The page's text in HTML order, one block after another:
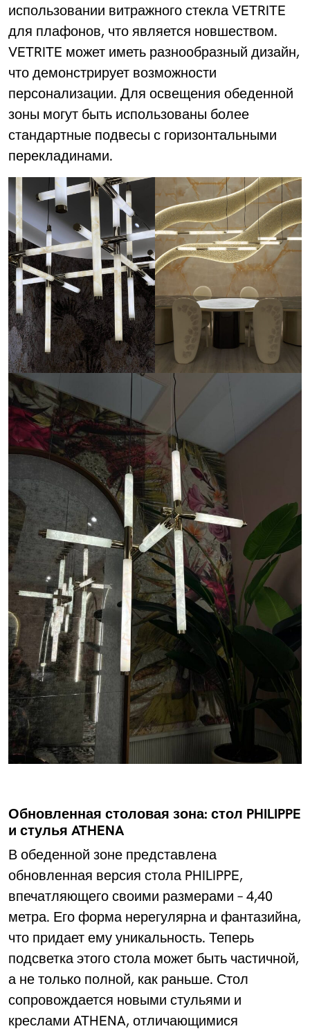
использовании витражного стекла VETRITE
для плафонов, что является новшеством.
VETRITE может иметь разнообразный дизайн,
что демонстрирует возможности
персонализации. Для освещения обеденной
зоны могут быть использованы более
стандартные подвесы с горизонтальными
перекладинами.
Обновленная столовая зона: стол PHILIPPE
и стулья ATHENA
В обеденной зоне представлена
обновленная версия стола PHILIPPE,
впечатляющего своими размерами – 4,40
метра. Его форма нерегулярна и фантазийна,
что придает ему уникальность. Теперь
подсветка этого стола может быть частичной,
а не только полной, как раньше. Стол
сопровождается новыми стульями и
креслами ATHENA, отличающимися